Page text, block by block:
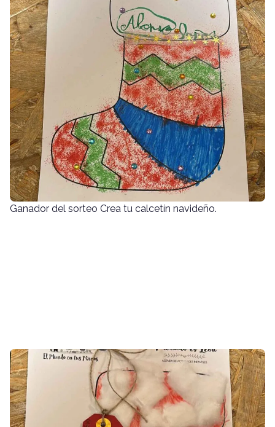
Ganador del sorteo Crea tu calcetín navideño.